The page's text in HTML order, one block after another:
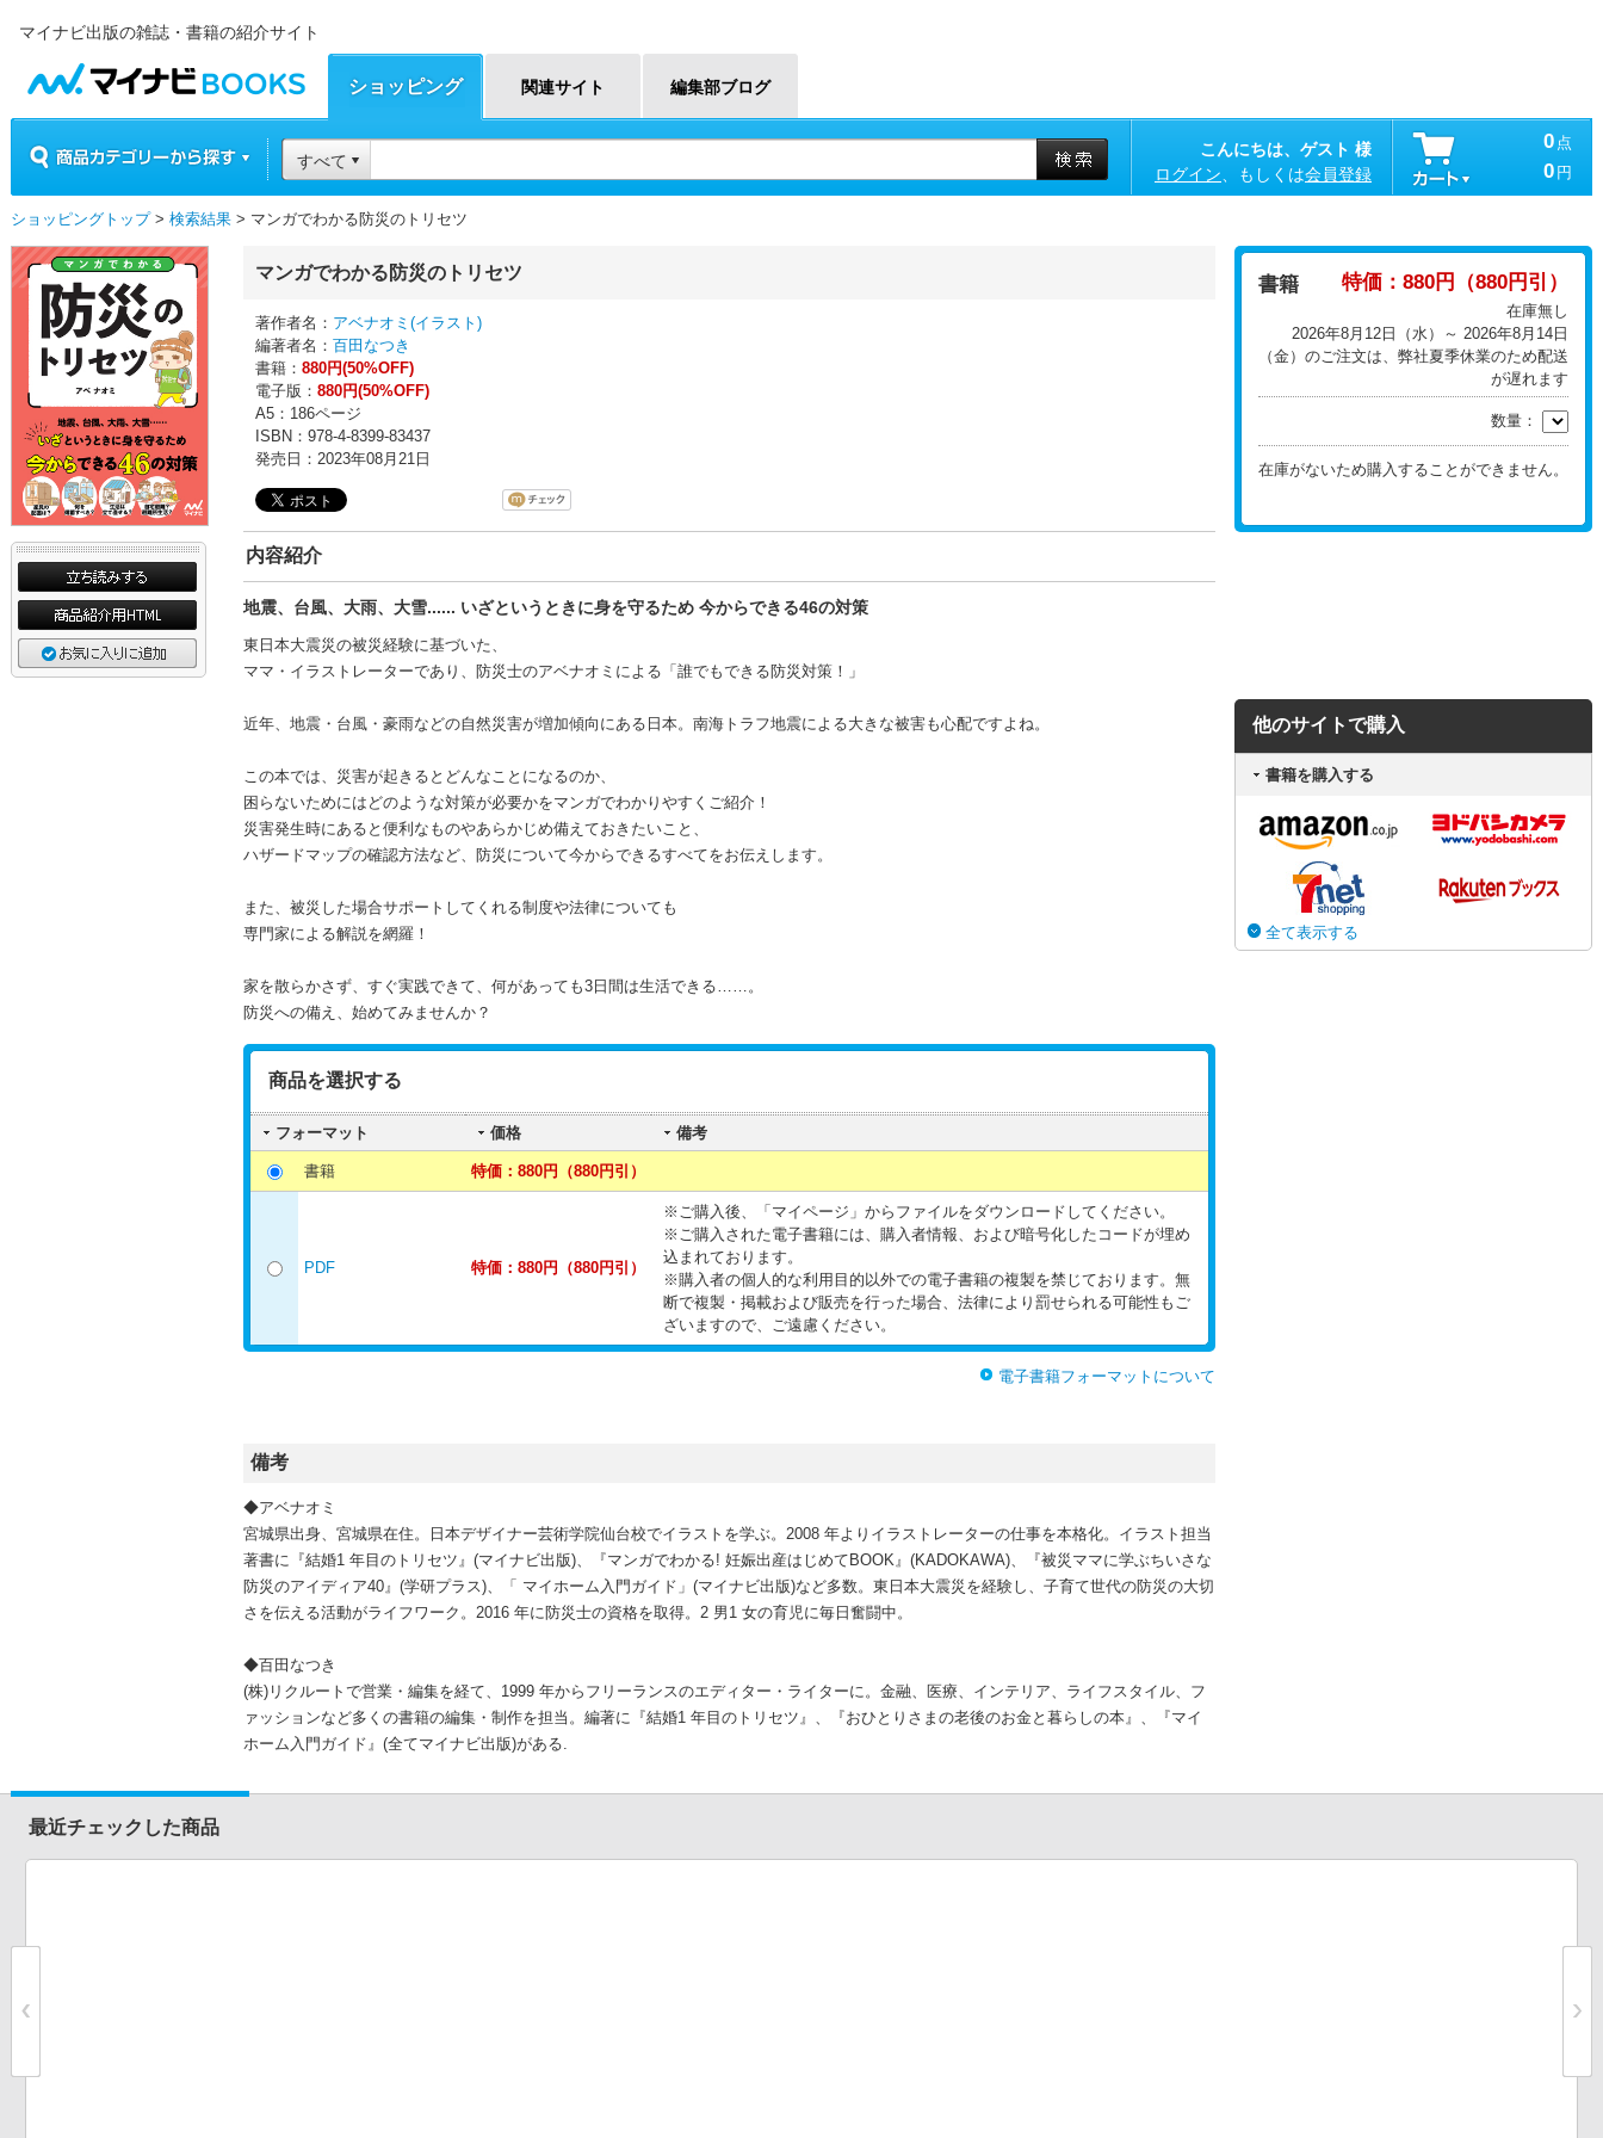
マイナビ出版の雑誌・書籍の紹介サイト
マイナビBOOKS
ショッピング 関連サイト 編集部ブログ
すべて
こんにちは、ゲスト 様
ログイン 、もしくは会員登録
0 点
0 円
ショッピングトップ> 検索結果 > マンガでわかる防災のトリセツ
マンガでわかる防災のトリセツ
著作者名： アベナオミ(イラスト)
編著者名： 百田なつき
書籍： 880円(50%OFF)
電子版： 880円(50%OFF)
A5：186ページ
ISBN：978-4-8399-83437
発売日：2023年08月21日
内容紹介
地震、台風、大雨、大雪...... いざというときに身を守るため 今からできる46の対策
東日本大震災の被災経験に基づいた、
ママ・イラストレーターであり、防災士のアベナオミによる「誰でもできる防災対策！」
近年、地震・台風・豪雨などの自然災害が増加傾向にある日本。南海トラフ地震による大きな被害も心配ですよね。
この本では、災害が起きるとどんなことになるのか、
困らないためにはどのような対策が必要かをマンガでわかりやすくご紹介！
災害発生時にあると便利なものやあらかじめ備えておきたいこと、
ハザードマップの確認方法など、防災について今からできるすべてをお伝えします。
また、被災した場合サポートしてくれる制度や法律についても
専門家による解説を網羅！
家を散らかさず、すぐ実践できて、何があっても3日間は生活できる……。
防災への備え、始めてみませんか？
商品を選択する
フォーマット 価格 備考
書籍 特価：880円（880円引）
PDF 特価：880円（880円引）
※ご購入後、「マイページ」からファイルをダウンロードしてください。
※ご購入された電子書籍には、購入者情報、および暗号化したコードが埋め
込まれております。
※購入者の個人的な利用目的以外での電子書籍の複製を禁じております。無
断で複製・掲載および販売を行った場合、法律により罰せられる可能性もご
ざいますので、ご遠慮ください。
電子書籍フォーマットについて
備考
◆アベナオミ
宮城県出身、宮城県在住。日本デザイナー芸術学院仙台校でイラストを学ぶ。2008 年よりイラストレーターの仕事を本格化。イラスト担当
著書に『結婚1 年目のトリセツ』(マイナビ出版)、『マンガでわかる! 妊娠出産はじめてBOOK』(KADOKAWA)、『被災ママに学ぶちいさな
防災のアイディア40』(学研プラス)、「 マイホーム入門ガイド」(マイナビ出版)など多数。東日本大震災を経験し、子育て世代の防災の大切
さを伝える活動がライフワーク。2016 年に防災士の資格を取得。2 男1 女の育児に毎日奮闘中。
◆百田なつき
(株)リクルートで営業・編集を経て、1999 年からフリーランスのエディター・ライターに。金融、医療、インテリア、ライフスタイル、フ
ァッションなど多くの書籍の編集・制作を担当。編著に『結婚1 年目のトリセツ』、『おひとりさまの老後のお金と暮らしの本』、『マイ
ホーム入門ガイド』(全てマイナビ出版)がある.
書籍 特価：880円（880円引）
在庫無し
2026年8月12日（水）～ 2026年8月14日
（金）のご注文は、弊社夏季休業のため配送
が遅れます
数量：
在庫がないため購入することができません。
他のサイトで購入
書籍を購入する
全て表示する
最近チェックした商品